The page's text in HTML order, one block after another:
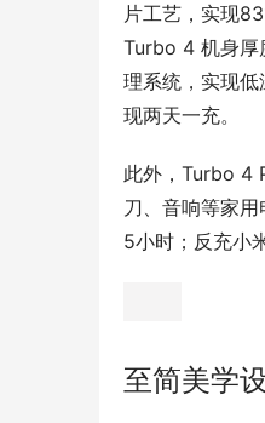
片工艺，实现
Turbo 4 机身厚
理系统，实现
现两天一充。
此外，Turbo 4
刀、音响等家
5小时；反充小
至简美学